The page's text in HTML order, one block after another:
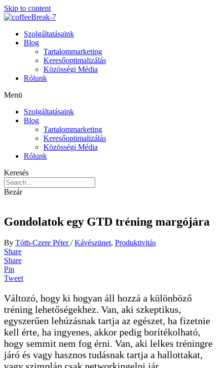
Skip to content
Szolgáltatásaink
Blog
Tartalommarketing
Keresőoptimalizálás
Közösségi Média
Rólunk
Menü
Szolgáltatásaink
Blog
Tartalommarketing
Keresőoptimalizálás
Közösségi Média
Rólunk
Keresés
Bezár
Gondolatok egy GTD tréning margójára
By Tóth-Czere Péter /Kávészünet, Produktivitás
Share
Share
Pin
Tweet
Változó, hogy ki hogyan áll hozzá a különböző
tréning lehetőségekhez. Van, aki szkeptikus,
egyszerűen lehúzásnak tartja az egészet, ha fizetnie
kell érte, ha ingyenes, akkor pedig borítékolható,
hogy semmit nem fog érni. Van, aki lelkes tréningre
járó és vagy hasznos tudásnak tartja a hallottakat,